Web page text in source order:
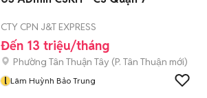
CTY CPN J&T EXPRESS
Đến 13 triệu/tháng
Phường Tân Thuận Tây (P. Tân Thuận mới)
l Lâm Huỳnh Bảo Trung